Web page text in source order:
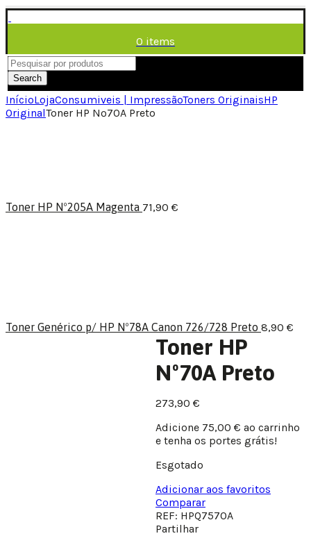
0 items
/ 0,00€
Menu
Search
InícioLojaConsumiveis | ImpressãoToners OriginaisHP
OriginalToner HP Nº70A Preto
Toner HP Nº205A Magenta 71,90 €
Toner Genérico p/ HP Nº78A Canon 726/728 Preto 8,90 €
Toner HP
Nº70A Preto
273,90 €
Adicione 75,00 € ao carrinho
e tenha os portes grátis!
Esgotado
Adicionar aos favoritos
Comparar
REF: HPQ7570A
Partilhar